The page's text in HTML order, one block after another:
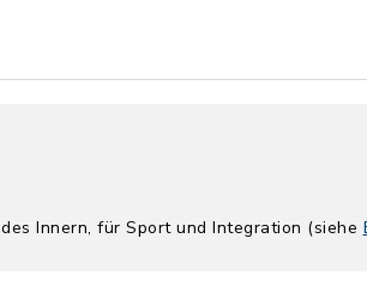
Innern, für Sport und Integration (siehe